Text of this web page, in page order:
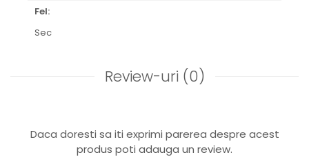
Fel:
Sec
Review-uri (0)
Daca doresti sa iti exprimi parerea despre acest
produs poti adauga un review.